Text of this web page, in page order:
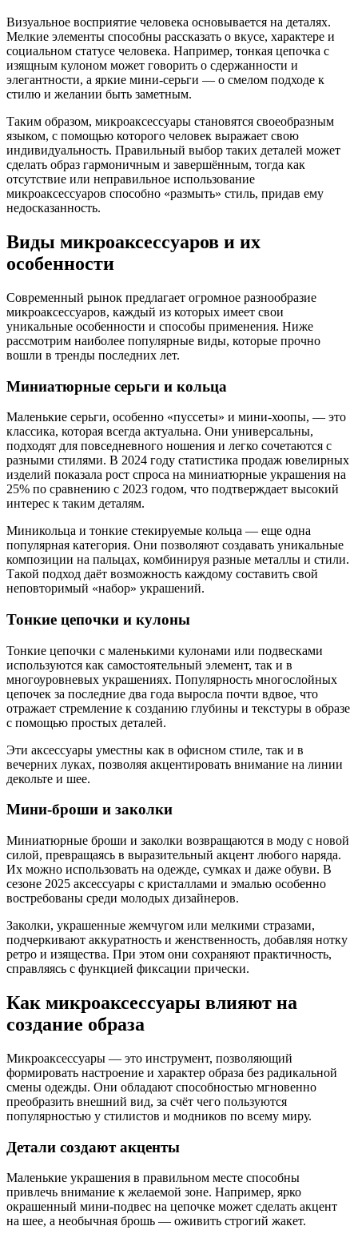
Визуальное восприятие человека основывается на деталях.
Мелкие элементы способны рассказать о вкусе, характере и
социальном статусе человека. Например, тонкая цепочка с
изящным кулоном может говорить о сдержанности и
элегантности, а яркие мини-серьги — о смелом подходе к
стилю и желании быть заметным.
Таким образом, микроаксессуары становятся своеобразным
языком, с помощью которого человек выражает свою
индивидуальность. Правильный выбор таких деталей может
сделать образ гармоничным и завершённым, тогда как
отсутствие или неправильное использование
микроаксессуаров способно «размыть» стиль, придав ему
недосказанность.
Виды микроаксессуаров и их
особенности
Современный рынок предлагает огромное разнообразие
микроаксессуаров, каждый из которых имеет свои
уникальные особенности и способы применения. Ниже
рассмотрим наиболее популярные виды, которые прочно
вошли в тренды последних лет.
Миниатюрные серьги и кольца
Маленькие серьги, особенно «пуссеты» и мини-хоопы, — это
классика, которая всегда актуальна. Они универсальны,
подходят для повседневного ношения и легко сочетаются с
разными стилями. В 2024 году статистика продаж ювелирных
изделий показала рост спроса на миниатюрные украшения на
25% по сравнению с 2023 годом, что подтверждает высокий
интерес к таким деталям.
Миникольца и тонкие стекируемые кольца — еще одна
популярная категория. Они позволяют создавать уникальные
композиции на пальцах, комбинируя разные металлы и стили.
Такой подход даёт возможность каждому составить свой
неповторимый «набор» украшений.
Тонкие цепочки и кулоны
Тонкие цепочки с маленькими кулонами или подвесками
используются как самостоятельный элемент, так и в
многоуровневых украшениях. Популярность многослойных
цепочек за последние два года выросла почти вдвое, что
отражает стремление к созданию глубины и текстуры в образе
с помощью простых деталей.
Эти аксессуары уместны как в офисном стиле, так и в
вечерних луках, позволяя акцентировать внимание на линии
декольте и шее.
Мини-броши и заколки
Миниатюрные броши и заколки возвращаются в моду с новой
силой, превращаясь в выразительный акцент любого наряда.
Их можно использовать на одежде, сумках и даже обуви. В
сезоне 2025 аксессуары с кристаллами и эмалью особенно
востребованы среди молодых дизайнеров.
Заколки, украшенные жемчугом или мелкими стразами,
подчеркивают аккуратность и женственность, добавляя нотку
ретро и изящества. При этом они сохраняют практичность,
справляясь с функцией фиксации прически.
Как микроаксессуары влияют на
создание образа
Микроаксессуары — это инструмент, позволяющий
формировать настроение и характер образа без радикальной
смены одежды. Они обладают способностью мгновенно
преобразить внешний вид, за счёт чего пользуются
популярностью у стилистов и модников по всему миру.
Детали создают акценты
Маленькие украшения в правильном месте способны
привлечь внимание к желаемой зоне. Например, ярко
окрашенный мини-подвес на цепочке может сделать акцент
на шее, а необычная брошь — оживить строгий жакет.